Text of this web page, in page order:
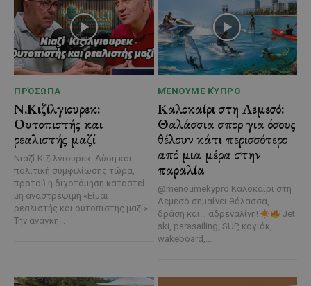
ΠΡΌΣΩΠΑ
Ν.Κιζίλγιουρεκ:
Ουτοπιστής και
ρεαλιστής μαζί
Νιαζί Κιζίλγιουρεκ: Λύση και
πολιτική συμφιλίωσης τώρα,
προτού η διχοτόμηση καταστεί
μη αναστρέψιμη «Είμαι
ρεαλιστής και ουτοπιστής μαζί»
Την ανάγκη...
ΜΈΝΟΥΜΕ ΚΎΠΡΟ
Καλοκαίρι στη Λεμεσό:
Θαλάσσια σπορ για όσους
θέλουν κάτι περισσότερο
από μια μέρα στην
παραλία
@menoumekypro Καλοκαίρι στη
Λεμεσό σημαίνει θάλασσα,
δράση και… αδρεναλίνη!
Jet
ski, parasailing, SUP, καγιάκ,
wakeboard,...